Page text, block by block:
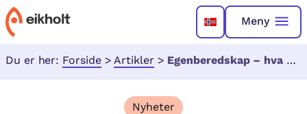
Meny
Du er her: Forside > Artikler > Egenberedskap – hva er det og hva bør jeg gjøre?
Nyheter